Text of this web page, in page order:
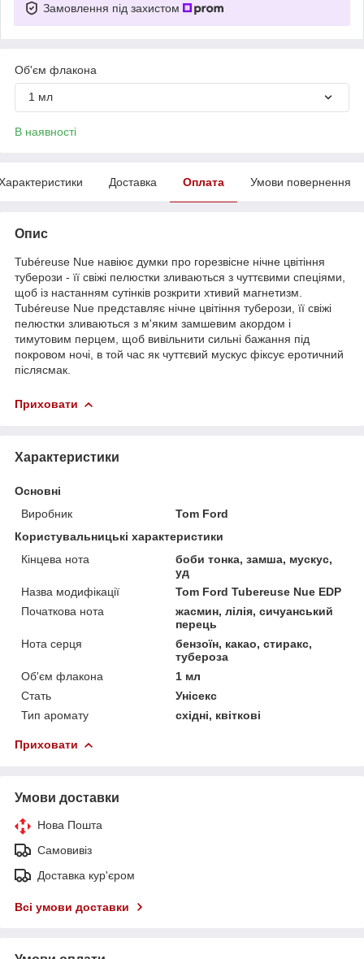
Замовлення під захистом
Об'єм флакона
1 мл
В наявності
Доставка Оплата Умови повернення
Опис
Tubéreuse Nue навіює думки про горезвісне нічне цвітіння
туберози - її свіжі пелюстки зливаються з чуттєвими спеціями,
щоб із настанням сутінків розкрити хтивий магнетизм.
Tubéreuse Nue представляє нічне цвітіння туберози, її свіжі
пелюстки зливаються з м'яким замшевим акордом і
тимутовим перцем, щоб вивільнити сильні бажання під
покровом ночі, в той час як чуттєвий мускус фіксує еротичний
післясмак.
Приховати
Характеристики
Основні
Виробник
Tom Ford
Користувальницькі характеристики
Кінцева нота
боби тонка, замша, мускус,
уд
Назва модифікації
Tom Ford Tubereuse Nue EDP
Початкова нота
жасмин, лілія, сичуанський
перець
Нота серця
бензоїн, какао, стиракс,
тубероза
Об'єм флакона
1 мл
Стать
Унісекс
Тип аромату
східні, квіткові
Приховати
Умови доставки
Нова Пошта
Самовивіз
Доставка кур'єром
Всі умови доставки